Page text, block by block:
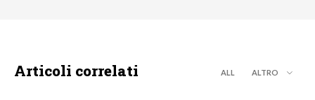
Articoli correlati ALL ALTRO